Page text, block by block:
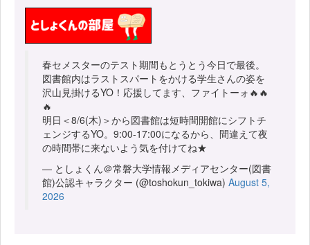
春セメスターのテスト期間もとうとう今日で最後。
図書館内はラストスパートをかける学生さんの姿を
沢山見掛けるYO！応援してます、ファイトーォ🔥🔥
🔥
明日＜8/6(木)＞から図書館は短時間開館にシフトチ
ェンジするYO。9:00-17:00になるから、間違えて夜
の時間帯に来ないよう気を付けてね★
— としょくん＠常磐大学情報メディアセンター(図書
館)公認キャラクター (@toshokun_tokiwa) August 5,
2026